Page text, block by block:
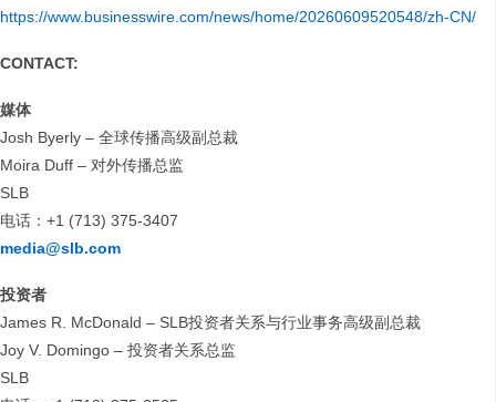
https://www.businesswire.com/news/home/20260609520548/zh-CN/
CONTACT:
媒体
Josh Byerly – 全球传播高级副总裁
Moira Duff – 对外传播总监
SLB
电话：+1 (713) 375-3407
media@slb.com
投资者
James R. McDonald – SLB投资者关系与行业事务高级副总裁
Joy V. Domingo – 投资者关系总监
SLB